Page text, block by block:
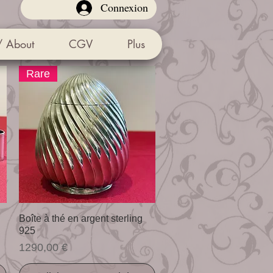
Connexion
About CGV Plus
Visualização rápida
Rare
Boîte à thé en argent sterling
925
Preço
1290,00 €